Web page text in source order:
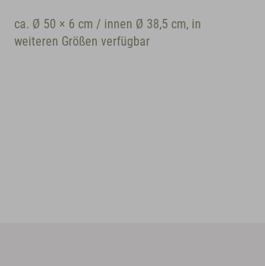
ca. Ø 42 × 8 cm / innen Ø 21,5 cm, in
weiteren Größen verfügbar